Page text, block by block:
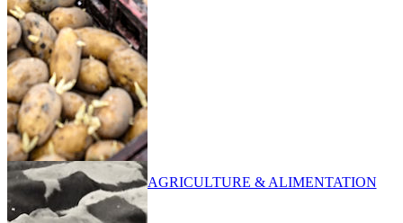
AGRICULTURE & ALIMENTATION